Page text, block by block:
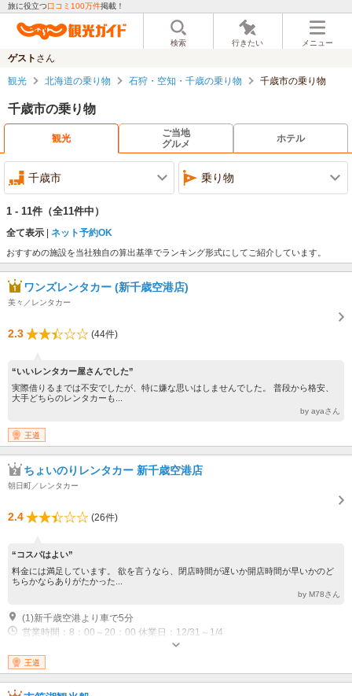
旅に役立つ口コミ100万件掲載！
検索 行きたい メニュー
ゲスト さん
観光 北海道の乗り物 石狩・空知・千歳の乗り物 千歳市の乗り物
千歳市の乗り物
観光
ご当地
グルメ
ホテル
千歳市 乗り物
1 - 11件 （全11件中）
全て表示 ネット予約OK
おすすめの施設を当社独自の算出基準でランキング形式にしてご紹介しています。
ワンズレンタカー (新千歳空港店)
美々／レンタカー
2.3 (44件)
“いいレンタカー屋さんでした”
実際借りるまでは不安でしたが、特に嫌な思いはしませんでした。 普段から格安、
大手どちらのレンタカーも...
by ayaさん
王道
ちょいのりレンタカー 新千歳空港店
朝日町／レンタカー
2.4 (26件)
“コスパはよい”
料金には満足しています。 欲を言うなら、閉店時間が遅いか開店時間が早いかのど
ちらかならありがたかった...
by M78さん
(1)新千歳空港より車で5分
営業時間：8：00～20：00 休業日：12/31～1/4
王道